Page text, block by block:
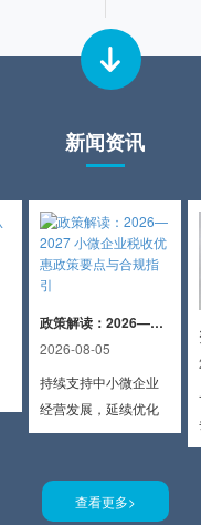
新闻资讯
政策解读：2026—2027 小微企业税收优惠政策要点与合规指引
2026-08-05
持续支持中小微企业
经营发展，延续优化
多项税费优惠政策，
月 31 日。本文结合现
行有效政策，为企业
查看更多>